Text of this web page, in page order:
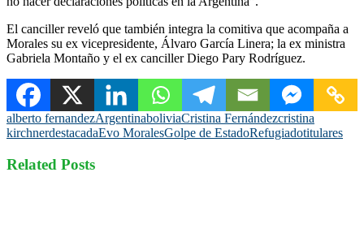
El canciller reveló que también integra la comitiva que acompaña a
Morales su ex vicepresidente, Álvaro García Linera; la ex ministra
Gabriela Montaño y el ex canciller Diego Pary Rodríguez.
alberto fernandezArgentinaboliviaCristina Fernándezcristina
kirchnerdestacadaEvo MoralesGolpe de EstadoRefugiadotitulares
Related Posts